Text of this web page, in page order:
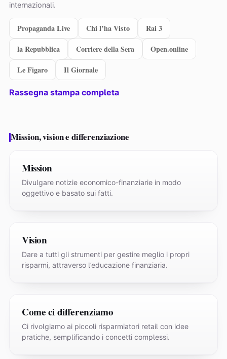
internazionali.
Propaganda Live Chi l’ha Visto
Rai 3
la Repubblica
Corriere della Sera
Open.online
Le Figaro
Il Giornale
Rassegna stampa completa
Mission, vision e differenziazione
Mission
Divulgare notizie economico-finanziarie in modo
oggettivo e basato sui fatti.
Vision
Dare a tutti gli strumenti per gestire meglio i propri
risparmi, attraverso l’educazione finanziaria.
Come ci differenziamo
Ci rivolgiamo ai piccoli risparmiatori retail con idee
pratiche, semplificando i concetti complessi.